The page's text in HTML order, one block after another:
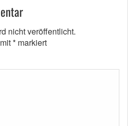
nicht veröffentlicht.
* markiert